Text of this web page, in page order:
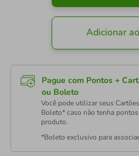
Adicionar
Pague com Pontos +
ou Boleto
Você pode utilizar seus
Boleto* caso não tenha
produto.
*Boleto exclusivo para